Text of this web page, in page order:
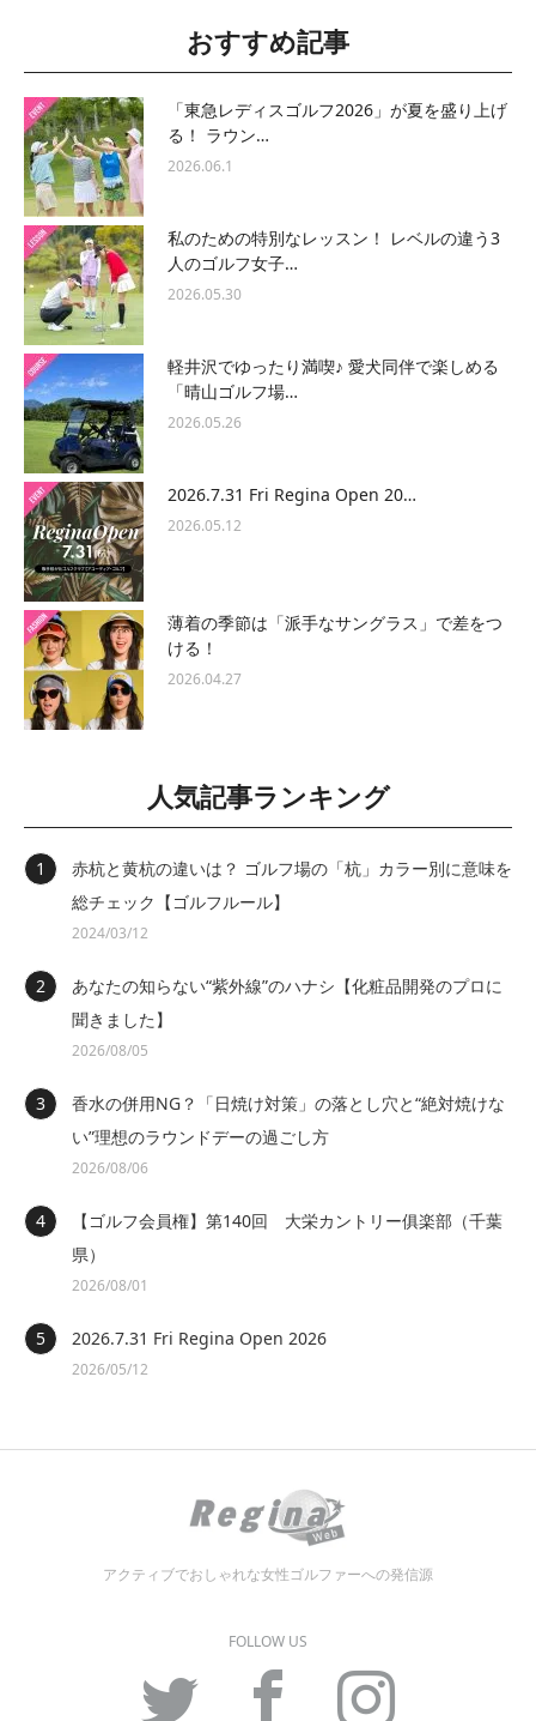
おすすめ記事
「東急レディスゴルフ2026」が夏を盛り上げ
る！ ラウン…
2026.06.1
私のための特別なレッスン！ レベルの違う3
人のゴルフ女子…
2026.05.30
軽井沢でゆったり満喫♪ 愛犬同伴で楽しめる
「晴山ゴルフ場…
2026.05.26
2026.7.31 Fri Regina Open 20…
2026.05.12
薄着の季節は「派手なサングラス」で差をつ
ける！
2026.04.27
人気記事ランキング
赤杭と黄杭の違いは？ ゴルフ場の「杭」カラー別に意味を
総チェック【ゴルフルール】
2024/03/12
あなたの知らない“紫外線”のハナシ【化粧品開発のプロに
聞きました】
2026/08/05
香水の併用NG？「日焼け対策」の落とし穴と“絶対焼けな
い”理想のラウンドデーの過ごし方
2026/08/06
【ゴルフ会員権】第140回 大栄カントリー俱楽部（千葉
県）
2026/08/01
2026.7.31 Fri Regina Open 2026
2026/05/12
アクティブでおしゃれな女性ゴルファーへの発信源
FOLLOW US
Facebook Instagram